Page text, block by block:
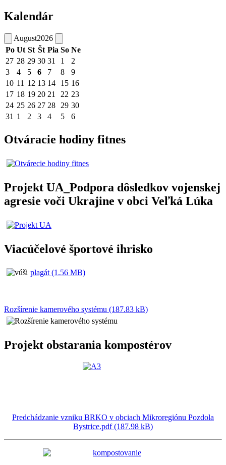
Kalendár
August2026
Po Ut St Št Pia So Ne
27 28 29 30 31 1
2
3
4 5 6 7 8
9
10 11 12 13 14 15 16
17 18 19 20 21 22 23
24 25 26 27 28 29 30
31 1 2 3 4 5 6
Otváracie hodiny fitnes
Projekt UA_Podpora dôsledkov vojenskej
agresie voči Ukrajine v obci Veľká Lúka
Viacúčelové športové ihrisko
plagát (1.56 MB)
Rozšírenie kamerového systému (187.83 kB)
Projekt obstarania kompostérov
Predchádzanie vzniku BRKO v obciach Mikroregiónu Pozdola
Bystrice.pdf (187.98 kB)